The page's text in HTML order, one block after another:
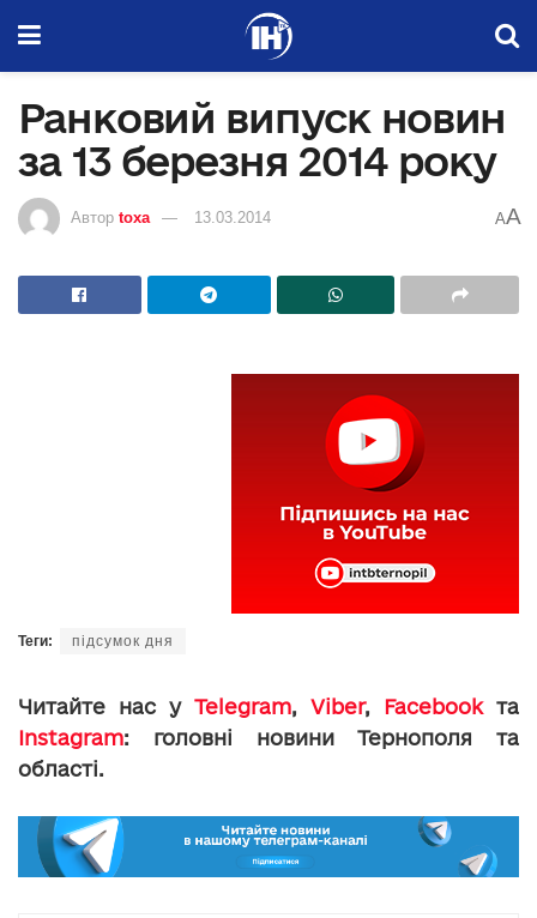
Ранковий випуск новин
за 13 березня 2014 року
Автор toxa 13.03.2014 AA
Теги: підсумок дня
Читайте нас у Telegram, Viber, Facebookта
Instagram: головні новини Тернополя та
області.